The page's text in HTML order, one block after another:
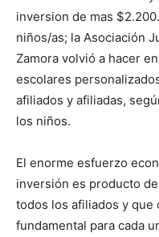
inversion de mas
niños/as; la Asociación
Zamora volvió a hacer
escolares
afiliados y afiliadas,
los niños.
El enorme esfuerzo
inversión es producto
todos los afiliados y que
fundamental para cada